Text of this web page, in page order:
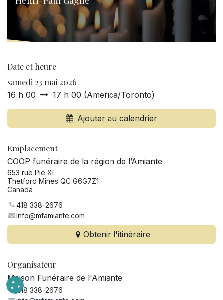
Date et heure
samedi 23 mai 2026
16 h 00 17 h 00 (America/Toronto)
Ajouter au calendrier
Emplacement
COOP funéraire de la région de l’Amiante
653 rue Pie XI
Thetford Mines QC G6G7Z1
Canada
418 338-2676
info@mfamiante.com
Obtenir l'itinéraire
Organisateur
Maison Funéraire de l'Amiante
418 338-2676